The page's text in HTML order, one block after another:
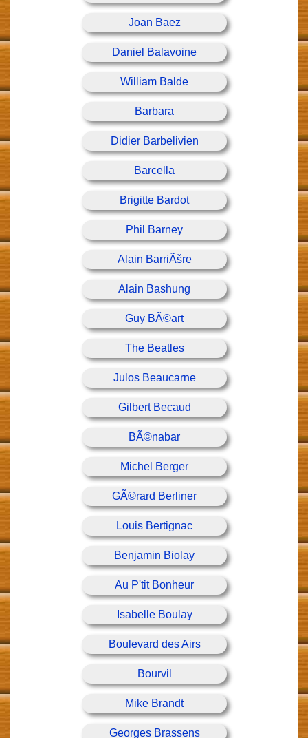
Joan Baez
Daniel Balavoine
William Balde
Barbara
Didier Barbelivien
Barcella
Brigitte Bardot
Phil Barney
Alain BarriÃšre
Alain Bashung
Guy BÃ©art
The Beatles
Julos Beaucarne
Gilbert Becaud
BÃ©nabar
Michel Berger
GÃ©rard Berliner
Louis Bertignac
Benjamin Biolay
Au P'tit Bonheur
Isabelle Boulay
Boulevard des Airs
Bourvil
Mike Brandt
Georges Brassens